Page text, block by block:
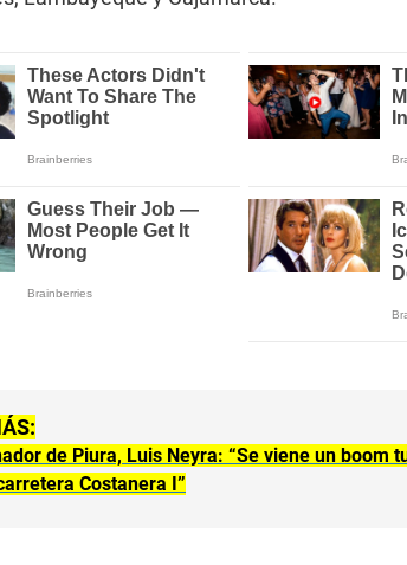
de Piura, Luis Neyra: “Se viene un boom
Costanera I”